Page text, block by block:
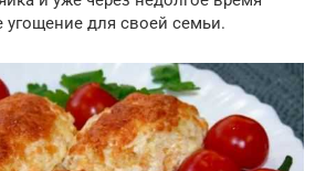
угощение для своей семьи.